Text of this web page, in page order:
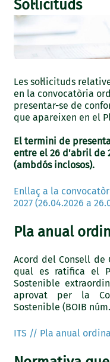
Sol·licituds
Les sol·licituds
en la convocatòria
presentar-se de
que apareixen en el
El termini de
entre el 26 d'abril de
(ambdós inclosos).
Enllaç a la
2027 (26.04.2026 a
Pla anual
Acord del Consell de
qual es ratifica el
Sostenible
aprovat per la
Sostenible (BOIB
ITS // Pla anual